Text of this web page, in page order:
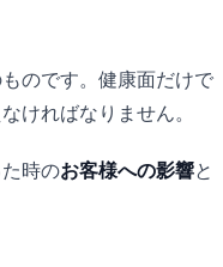
のです。健康面だけで
ければなりません。
時のお客様への影響と